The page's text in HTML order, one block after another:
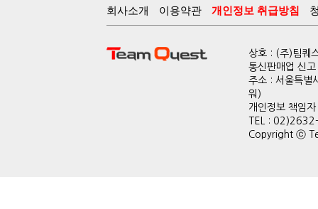
회사소개 이용약관 개인정보 취급방침
상호 : (주)팀퀘
통신판매업 신
주소 : 서울특
워)
개인정보 책
TEL :
Copyright ⓒ